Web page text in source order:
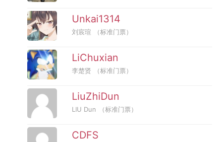
Unkai1314
刘宸瑄 （标准门票）
LiChuxian
李楚贤 （标准门票）
LiuZhiDun
LIU Dun （标准门票）
CDFS